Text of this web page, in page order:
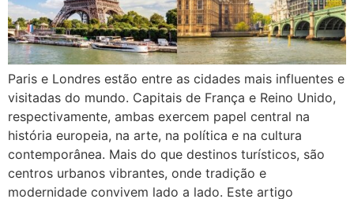
Paris e Londres estão entre as cidades mais influentes e
visitadas do mundo. Capitais de França e Reino Unido,
respectivamente, ambas exercem papel central na
história europeia, na arte, na política e na cultura
contemporânea. Mais do que destinos turísticos, são
centros urbanos vibrantes, onde tradição e
modernidade convivem lado a lado. Este artigo